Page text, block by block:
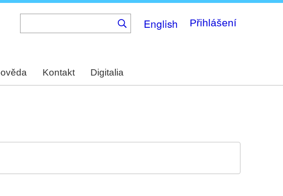
English Přihlášení
Kontakt Digitalia